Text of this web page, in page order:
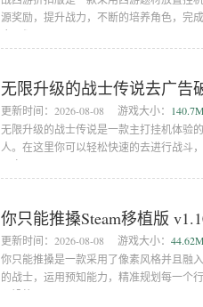
源奖励，提升战力，不断的培养角色，完
合，衍
无限升级的战士传说去广告
更新时间： 2026-08-08 游戏大小： 140.7M
无限升级的战士传说是一款主打挂机体验
人。在这里你可以轻松快速的去进行战斗
玩家可以
你只能推搡Steam移植版
更新时间： 2026-08-08 游戏大小： 44.62M
你只能推搡是一款采用了像素风格并且融
的战士，运用预知能力，精准规划每一个
预设格